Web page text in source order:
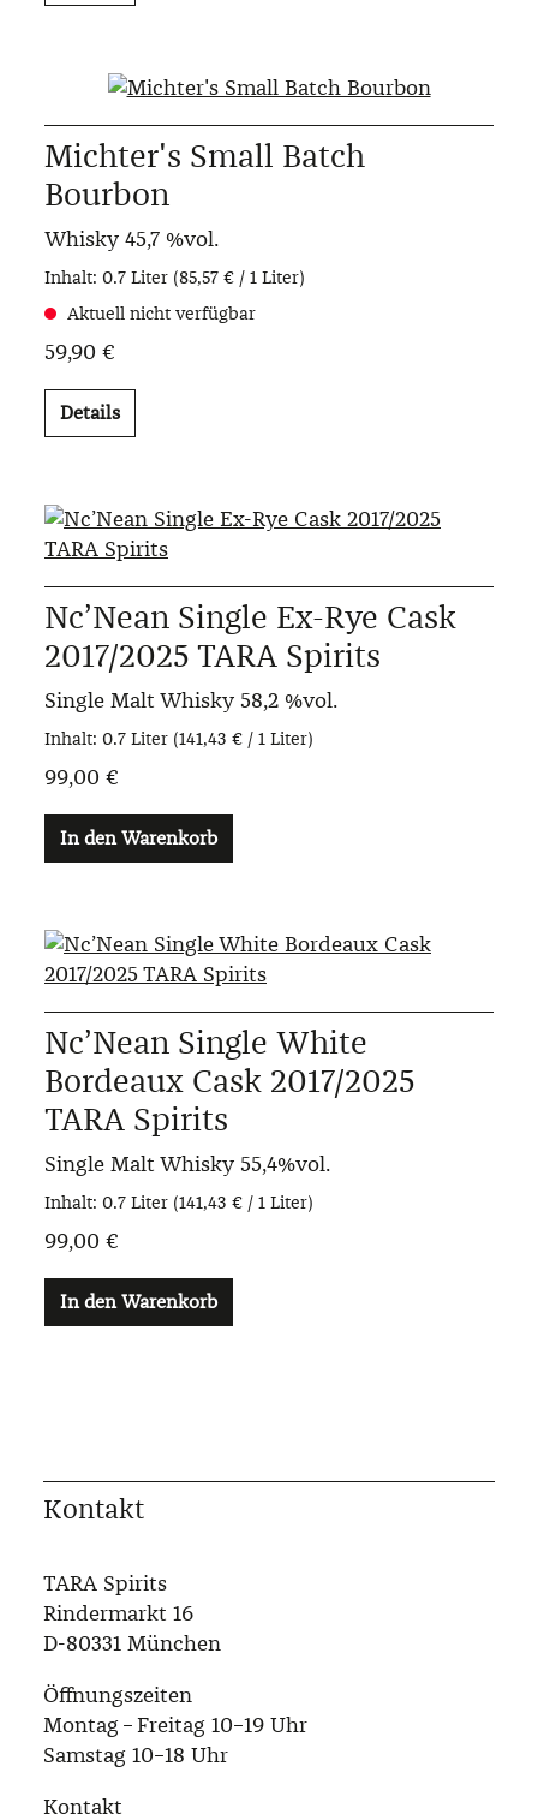
Michter's Small Batch
Bourbon
Whisky 45,7 %vol.
Inhalt: 0.7 Liter (85,57 € / 1 Liter)
Aktuell nicht verfügbar
59,90 €
Details
Nc’Nean Single Ex-Rye Cask
2017/2025 TARA Spirits
Single Malt Whisky 58,2 %vol.
Inhalt: 0.7 Liter (141,43 € / 1 Liter)
99,00 €
In den Warenkorb
Nc’Nean Single White
Bordeaux Cask 2017/2025
TARA Spirits
Single Malt Whisky 55,4%vol.
Inhalt: 0.7 Liter (141,43 € / 1 Liter)
99,00 €
In den Warenkorb
Kontakt
TARA Spirits
Rindermarkt 16
D-80331 München
Öffnungszeiten
Montag – Freitag 10–19 Uhr
Samstag 10–18 Uhr
Kontakt